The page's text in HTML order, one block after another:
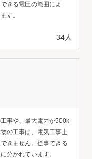
きる電圧の範囲によ
す。
34人
事や、最大電力が500k
の工事は、電気工事士
きません。従事できる
分かれています。